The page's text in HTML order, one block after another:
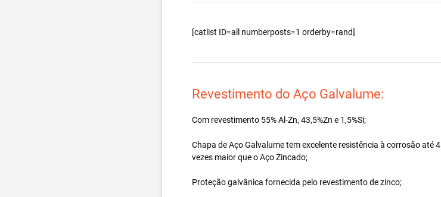
[catlist ID=all numberposts=1 orderby=rand]
Revestimento do Aço Galvalume:
Com revestimento 55% Al-Zn, 43,5%Zn e 1,5%Si;
Chapa de Aço Galvalume tem excelente resistência à corrosão até 4
vezes maior que o Aço Zincado;
Proteção galvânica fornecida pelo revestimento de zinco;